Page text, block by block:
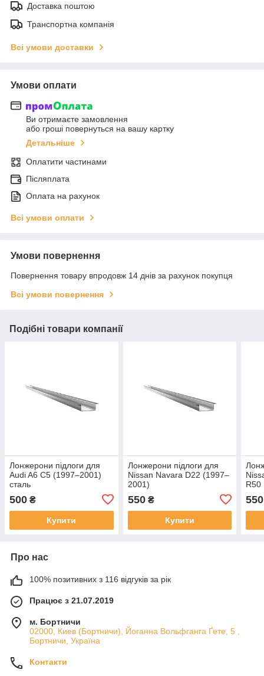
Доставка поштою
Транспортна компанія
Всі умови доставки
Умови оплати
Ви отримаєте замовлення
або гроші повернуться на вашу картку
Детальніше
Оплатити частинами
Післяплата
Оплата на рахунок
Всі умови оплати
Умови повернення
Повернення товару впродовж 14 днів за рахунок покупця
Всі умови повернення
Подібні товари компанії
Лонжерони підлоги для
Audi A6 C5 (1997–2001)
сталь
500 ₴
Купити
Лонжерони підлоги для
Nissan Navara D22 (1997–
2001)
550₴
Купити
R50
550
Про нас
100% позитивних з 116 відгуків за рік
Працює з 21.07.2019
м. Бортничи
02000, Киев (Бортничи), Йоганна Вольфганга Ґете, 5 ,
Бортничи, Україна
Контакти